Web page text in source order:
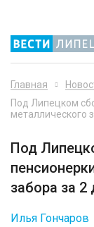
Главная
Под Липецком
металлического
Под
забора за 2
Илья Гончаров